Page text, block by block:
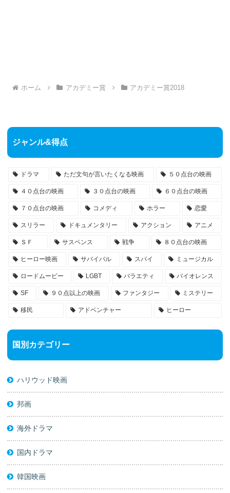
ホーム アカデミー賞 アカデミー賞2018
ジャンル&得点
ドラマ ただ文句が言いたくなる映画 ５０点台の映画
４０点台の映画 ３０点台の映画 ６０点台の映画
７０点台の映画 コメディ ホラー 恋愛
スリラー ドキュメンタリー アクション アニメ
ＳＦ サスペンス 戦争 ８０点台の映画
ヒーロー映画 サバイバル スパイ ミュージカル
ロードムービー LGBT バラエティ バイオレンス
SF ９０点以上の映画 ファンタジー ミステリー
移民 アドベンチャー ヒーロー
国別カテゴリー
ハリウッド映画
邦画
海外ドラマ
国内ドラマ
韓国映画